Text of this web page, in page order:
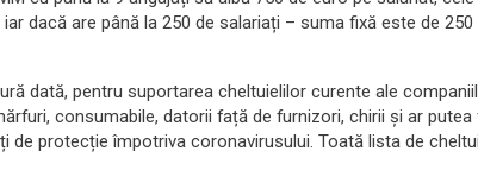
dacă are până la 250 de salariați – suma fixă este de 250
dată, pentru suportarea cheltuielilor curente ale
consumabile, datorii față de furnizori, chirii și ar
de protecție împotriva coronavirusului. Toată lista de